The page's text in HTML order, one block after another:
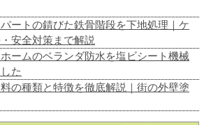
ートの錆びた鉄骨階段を下地処理｜ケ
安全対策まで解説
ームのベランダ防水を塩ビシート機械
た
の種類と特徴を徹底解説｜街の外壁塗